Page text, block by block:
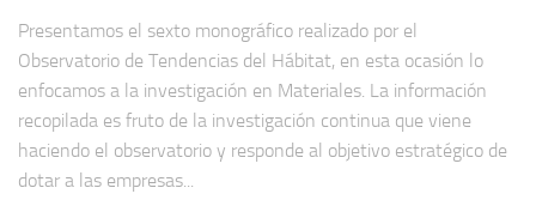
Presentamos el sexto monográfico realizado por el
Observatorio de Tendencias del Hábitat, en esta ocasión lo
enfocamos a la investigación en Materiales. La información
recopilada es fruto de la investigación continua que viene
haciendo el observatorio y responde al objetivo estratégico de
dotar a las empresas...